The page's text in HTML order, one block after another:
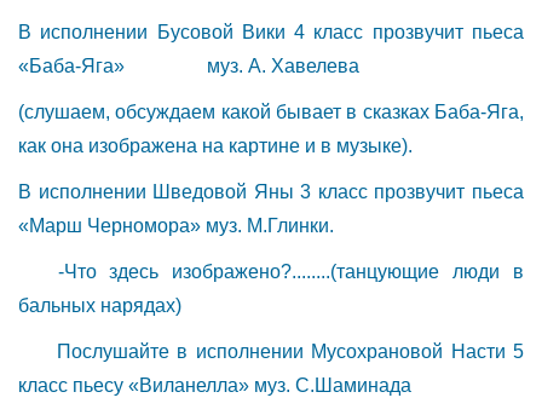
В исполнении Бусовой Вики 4 класс прозвучит пьеса
«Баба-Яга» муз. А. Хавелева
(слушаем, обсуждаем какой бывает в сказках Баба-Яга,
как она изображена на картине и в музыке).
В исполнении Шведовой Яны 3 класс прозвучит пьеса
«Марш Черномора» муз. М.Глинки.
-Что здесь изображено?........(танцующие люди в
бальных нарядах)
Послушайте в исполнении Мусохрановой Насти 5
класс пьесу «Виланелла» муз. С.Шаминада